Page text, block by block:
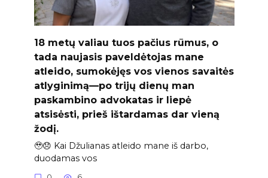
18 metų valiau tuos pačius rūmus, o
tada naujasis paveldėtojas mane
atleido, sumokėjęs vos vienos savaitės
atlyginimą—po trijų dienų man
paskambino advokatas ir liepė
atsisėsti, prieš ištardamas dar vieną
žodį.
🥹😞 Kai Džulianas atleido mane iš darbo,
duodamas vos